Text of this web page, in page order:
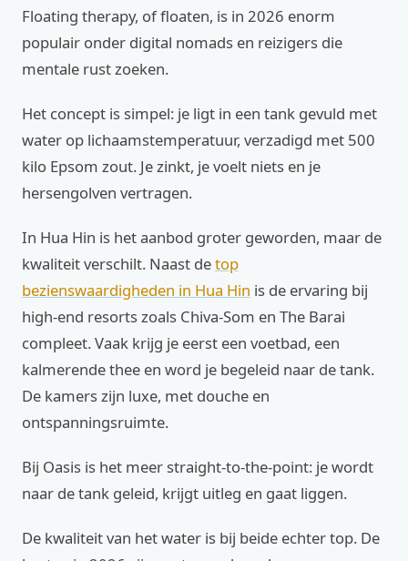
Floating therapy, of floaten, is in 2026 enorm
populair onder digital nomads en reizigers die
mentale rust zoeken.
Het concept is simpel: je ligt in een tank gevuld met
water op lichaamstemperatuur, verzadigd met 500
kilo Epsom zout. Je zinkt, je voelt niets en je
hersengolven vertragen.
In Hua Hin is het aanbod groter geworden, maar de
kwaliteit verschilt. Naast detop
bezienswaardigheden in Hua Hin is de ervaring bij
high-end resorts zoals Chiva-Som en The Barai
compleet. Vaak krijg je eerst een voetbad, een
kalmerende thee en word je begeleid naar de tank.
De kamers zijn luxe, met douche en
ontspanningsruimte.
Bij Oasis is het meer straight-to-the-point: je wordt
naar de tank geleid, krijgt uitleg en gaat liggen.
De kwaliteit van het water is bij beide echter top. De